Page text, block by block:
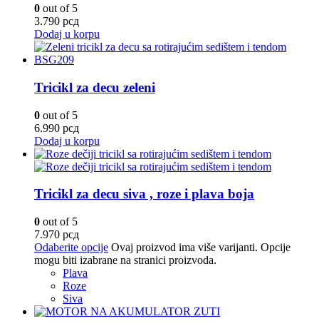
0 out of 5
3.790 рсд
Dodaj u korpu
Tricikl za decu zeleni
0 out of 5
6.990 рсд
Dodaj u korpu
Tricikl za decu siva , roze i plava boja
0 out of 5
7.970 рсд
Odaberite opcije Ovaj proizvod ima više varijanti. Opcije
mogu biti izabrane na stranici proizvoda.
Plava
Roze
Siva